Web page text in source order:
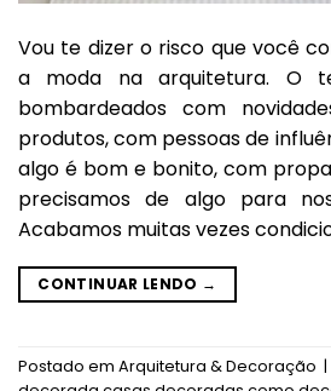
Vou te dizer o risco que você
a moda na arquitetura. O
bombardeados com
produtos, com pessoas de
algo é bom e bonito, com
precisamos de algo para
Acabamos muitas vezes
CONTINUAR LENDO →
Postado em Arquitetura & Decoração